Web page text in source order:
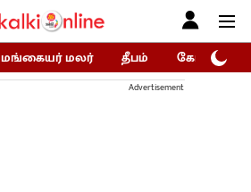
மங்கையர் மலர் தீபம் கோகுலம்/
Advertisement